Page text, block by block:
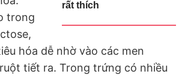
rất thích
trong
hóa dễ nhờ vào các men
tiết ra. Trong trứng có nhiều